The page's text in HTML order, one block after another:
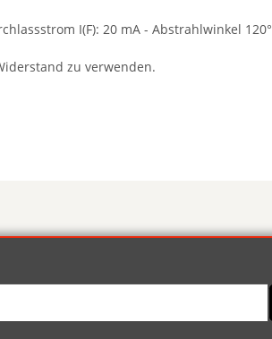
I(F): 20 mA - Abstrahlwinkel 120°
zu verwenden.